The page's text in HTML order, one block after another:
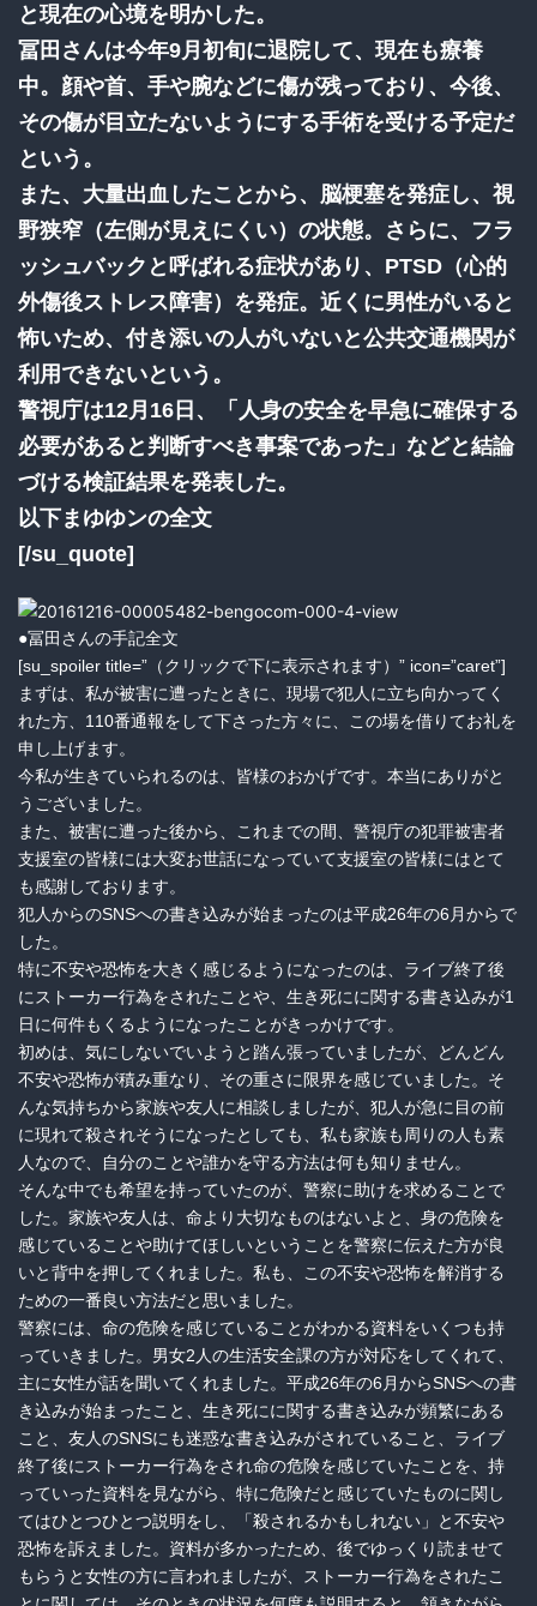
と現在の心境を明かした。
冨田さんは今年9月初旬に退院して、現在も療養
中。顔や首、手や腕などに傷が残っており、今後、
その傷が目立たないようにする手術を受ける予定だ
という。
また、大量出血したことから、脳梗塞を発症し、視
野狭窄（左側が見えにくい）の状態。さらに、フラ
ッシュバックと呼ばれる症状があり、PTSD（心的
外傷後ストレス障害）を発症。近くに男性がいると
怖いため、付き添いの人がいないと公共交通機関が
利用できないという。
警視庁は12月16日、「人身の安全を早急に確保する
必要があると判断すべき事案であった」などと結論
づける検証結果を発表した。
以下まゆゆンの全文
[/su_quote]
●冨田さんの手記全文
[su_spoiler title=”（クリックで下に表示されます）” icon=”caret”]
まずは、私が被害に遭ったときに、現場で犯人に立ち向かってく
れた方、110番通報をして下さった方々に、この場を借りてお礼を
申し上げます。
今私が生きていられるのは、皆様のおかげです。本当にありがと
うございました。
また、被害に遭った後から、これまでの間、警視庁の犯罪被害者
支援室の皆様には大変お世話になっていて支援室の皆様にはとて
も感謝しております。
犯人からのSNSへの書き込みが始まったのは平成26年の6月からで
した。
特に不安や恐怖を大きく感じるようになったのは、ライブ終了後
にストーカー行為をされたことや、生き死にに関する書き込みが1
日に何件もくるようになったことがきっかけです。
初めは、気にしないでいようと踏ん張っていましたが、どんどん
不安や恐怖が積み重なり、その重さに限界を感じていました。そ
んな気持ちから家族や友人に相談しましたが、犯人が急に目の前
に現れて殺されそうになったとしても、私も家族も周りの人も素
人なので、自分のことや誰かを守る方法は何も知りません。
そんな中でも希望を持っていたのが、警察に助けを求めることで
した。家族や友人は、命より大切なものはないよと、身の危険を
感じていることや助けてほしいということを警察に伝えた方が良
いと背中を押してくれました。私も、この不安や恐怖を解消する
ための一番良い方法だと思いました。
警察には、命の危険を感じていることがわかる資料をいくつも持
っていきました。男女2人の生活安全課の方が対応をしてくれて、
主に女性が話を聞いてくれました。平成26年の6月からSNSへの書
き込みが始まったこと、生き死にに関する書き込みが頻繁にある
こと、友人のSNSにも迷惑な書き込みがされていること、ライブ
終了後にストーカー行為をされ命の危険を感じていたことを、持
っていった資料を見ながら、特に危険だと感じていたものに関し
てはひとつひとつ説明をし、「殺されるかもしれない」と不安や
恐怖を訴えました。資料が多かったため、後でゆっくり読ませて
もらうと女性の方に言われましたが、ストーカー行為をされたこ